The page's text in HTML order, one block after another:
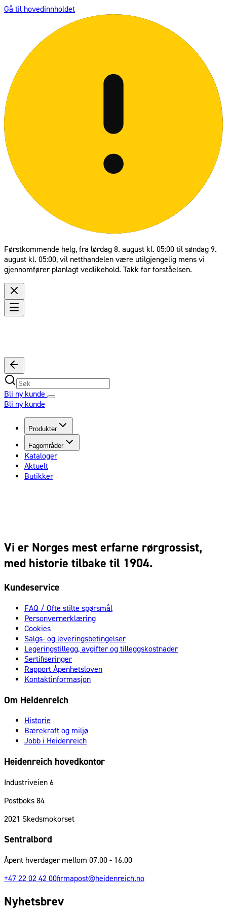
Gå til hovedinnholdet
Førstkommende helg, fra lørdag 8. august kl. 05:00 til søndag 9.
august kl. 05:00, vil netthandelen være utilgjengelig mens vi
gjennomfører planlagt vedlikehold. Takk for forståelsen.
Bli ny kunde
Bli ny kunde
Produkter
Fagområder
Kataloger
Aktuelt
Butikker
Vi er Norges mest erfarne rørgrossist,
med historie tilbake til 1904.
Kundeservice
FAQ / Ofte stilte spørsmål
Personvernerklæring
Cookies
Salgs- og leveringsbetingelser
Legeringstillegg, avgifter og tilleggskostnader
Sertifiseringer
Rapport Åpenhetsloven
Kontaktinformasjon
Om Heidenreich
Historie
Bærekraft og miljø
Jobb i Heidenreich
Heidenreich hovedkontor
Industriveien 6
Postboks 84
2021 Skedsmokorset
Sentralbord
Åpent hverdager mellom 07.00 - 16.00
+47 22 02 42 00firmapost@heidenreich.no
Nyhetsbrev